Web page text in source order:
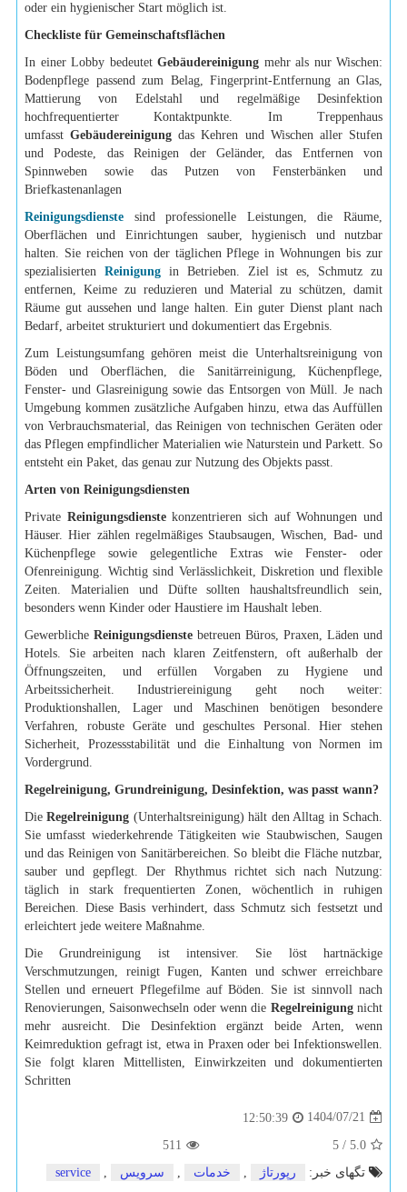
oder ein hygienischer Start möglich ist.
Checkliste für Gemeinschaftsflächen
In einer Lobby bedeutet Gebäudereinigung mehr als nur Wischen:
Bodenpflege passend zum Belag, Fingerprint-Entfernung an Glas,
Mattierung von Edelstahl und regelmäßige Desinfektion
hochfrequentierter Kontaktpunkte. Im Treppenhaus
umfasstGebäudereinigung das Kehren und Wischen aller Stufen
und Podeste, das Reinigen der Geländer, das Entfernen von
Spinnweben sowie das Putzen von Fensterbänken und
Briefkastenanlagen
Reinigungsdienste sind professionelle Leistungen, die Räume,
Oberflächen und Einrichtungen sauber, hygienisch und nutzbar
halten. Sie reichen von der täglichen Pflege in Wohnungen bis zur
spezialisierten Reinigungin Betrieben. Ziel ist es, Schmutz zu
entfernen, Keime zu reduzieren und Material zu schützen, damit
Räume gut aussehen und lange halten. Ein guter Dienst plant nach
Bedarf, arbeitet strukturiert und dokumentiert das Ergebnis.
Zum Leistungsumfang gehören meist die Unterhaltsreinigung von
Böden und Oberflächen, die Sanitärreinigung, Küchenpflege,
Fenster- und Glasreinigung sowie das Entsorgen von Müll. Je nach
Umgebung kommen zusätzliche Aufgaben hinzu, etwa das Auffüllen
von Verbrauchsmaterial, das Reinigen von technischen Geräten oder
das Pflegen empfindlicher Materialien wie Naturstein und Parkett. So
entsteht ein Paket, das genau zur Nutzung des Objekts passt.
Arten von Reinigungsdiensten
Private Reinigungsdienstekonzentrieren sich auf Wohnungen und
Häuser. Hier zählen regelmäßiges Staubsaugen, Wischen, Bad- und
Küchenpflege sowie gelegentliche Extras wie Fenster- oder
Ofenreinigung. Wichtig sind Verlässlichkeit, Diskretion und flexible
Zeiten. Materialien und Düfte sollten haushaltsfreundlich sein,
besonders wenn Kinder oder Haustiere im Haushalt leben.
Gewerbliche Reinigungsdienste betreuen Büros, Praxen, Läden und
Hotels. Sie arbeiten nach klaren Zeitfenstern, oft außerhalb der
Öffnungszeiten, und erfüllen Vorgaben zu Hygiene und
Arbeitssicherheit. Industriereinigung geht noch weiter:
Produktionshallen, Lager und Maschinen benötigen besondere
Verfahren, robuste Geräte und geschultes Personal. Hier stehen
Sicherheit, Prozessstabilität und die Einhaltung von Normen im
Vordergrund.
Regelreinigung, Grundreinigung, Desinfektion, was passt wann?
DieRegelreinigung (Unterhaltsreinigung) hält den Alltag in Schach.
Sie umfasst wiederkehrende Tätigkeiten wie Staubwischen, Saugen
und das Reinigen von Sanitärbereichen. So bleibt die Fläche nutzbar,
sauber und gepflegt. Der Rhythmus richtet sich nach Nutzung:
täglich in stark frequentierten Zonen, wöchentlich in ruhigen
Bereichen. Diese Basis verhindert, dass Schmutz sich festsetzt und
erleichtert jede weitere Maßnahme.
Die Grundreinigung ist intensiver. Sie löst hartnäckige
Verschmutzungen, reinigt Fugen, Kanten und schwer erreichbare
Stellen und erneuert Pflegefilme auf Böden. Sie ist sinnvoll nach
Renovierungen, Saisonwechseln oder wenn die Regelreinigungnicht
mehr ausreicht. Die Desinfektion ergänzt beide Arten, wenn
Keimreduktion gefragt ist, etwa in Praxen oder bei Infektionswellen.
Sie folgt klaren Mittellisten, Einwirkzeiten und dokumentierten
Schritten
1404/07/21
12:50:39
5.0
/
5
511
تگهای خبر:
رپورتاژ , خدمات , سرویس ,
service